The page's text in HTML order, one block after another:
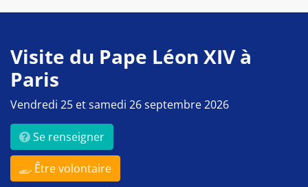
Visite du Pape Léon XIV à
Paris
Vendredi 25 et samedi 26 septembre 2026
Se renseigner
Être volontaire